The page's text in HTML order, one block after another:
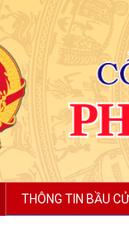
THÔNG TIN BẦU CỬ